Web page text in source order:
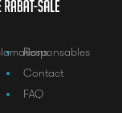
Responsables
Contact
FAQ